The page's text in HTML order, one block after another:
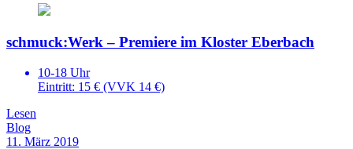
schmuck:Werk – Premiere im Kloster Eberbach
10-18 Uhr
Eintritt: 15 € (VVK 14 €)
Lesen
Blog
11. März 2019